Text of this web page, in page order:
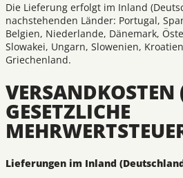
Die Lieferung erfolgt im Inland
nachstehenden Länder: Portugal,
Belgien, Niederlande, Dänemark,
Slowakei, Ungarn, Slowenien,
Griechenland.
GESETZLICHE
Lieferungen im Inland